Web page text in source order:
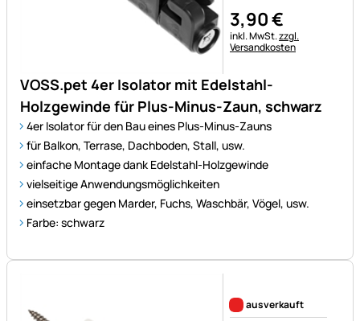
VOSS.pet 4er Isolator mit Edelstahl-
Holzgewinde für Plus-Minus-Zaun, schwarz
4er Isolator für den Bau eines Plus-Minus-Zauns
für Balkon, Terrase, Dachboden, Stall, usw.
einfache Montage dank Edelstahl-Holzgewinde
vielseitige Anwendungsmöglichkeiten
einsetzbar gegen Marder, Fuchs, Waschbär, Vögel, usw.
Farbe: schwarz
3,90€
Steuerhinweis:
inkl. MwSt.zzgl.
Versandkosten
ausverkauft